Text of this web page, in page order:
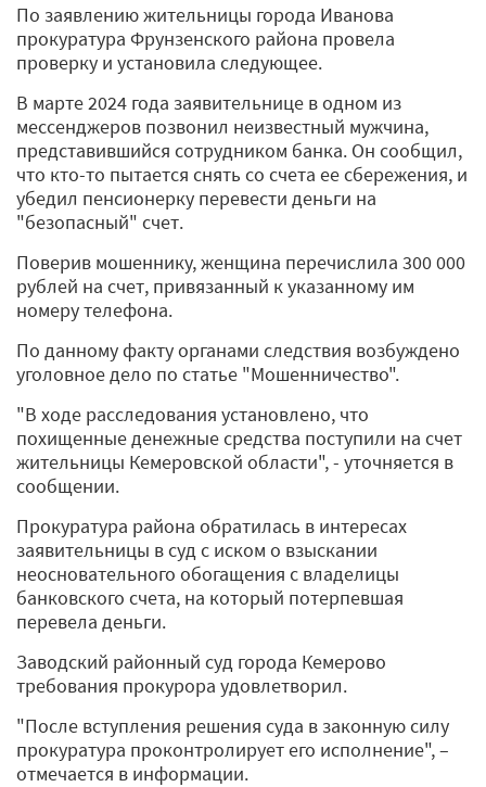
По заявлению жительницы города Иванова
прокуратура Фрунзенского района провела
проверку и установила следующее.
В марте 2024 года заявительнице в одном из
мессенджеров позвонил неизвестный мужчина,
представившийся сотрудником банка. Он сообщил,
что кто-то пытается снять со счета ее сбережения, и
убедил пенсионерку перевести деньги на
"безопасный" счет.
Поверив мошеннику, женщина перечислила 300 000
рублей на счет, привязанный к указанному им
номеру телефона.
По данному факту органами следствия возбуждено
уголовное дело по статье "Мошенничество".
"В ходе расследования установлено, что
похищенные денежные средства поступили на счет
жительницы Кемеровской области", - уточняется в
сообщении.
Прокуратура района обратилась в интересах
заявительницы в суд с иском о взыскании
неосновательного обогащения с владелицы
банковского счета, на который потерпевшая
перевела деньги.
Заводский районный суд города Кемерово
требования прокурора удовлетворил.
"После вступления решения суда в законную силу
прокуратура проконтролирует его исполнение", –
отмечается в информации.